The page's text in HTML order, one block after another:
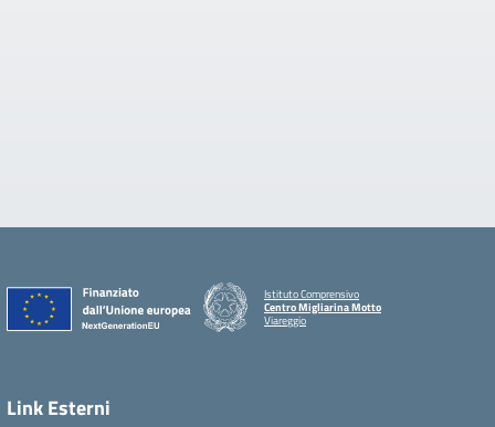
Istituto Comprensivo
Centro Migliarina Motto
Viareggio
Link Esterni